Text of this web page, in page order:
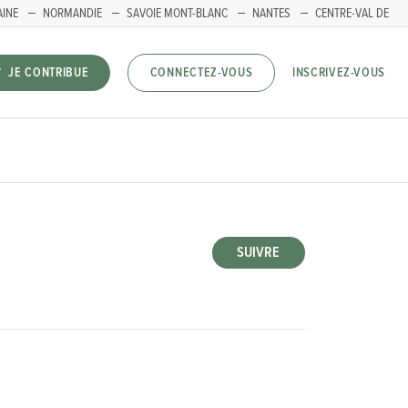
NORMANDIE SAVOIE MONT-BLANC NANTES
CENTRE-VAL DE
JE CONTRIBUE CONNECTEZ-VOUS INSCRIVEZ-VOUS
SUIVRE